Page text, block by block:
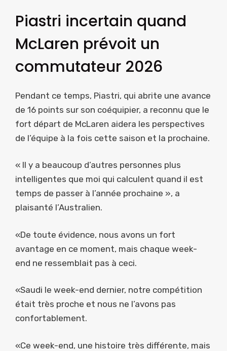
Piastri incertain quand
McLaren prévoit un
commutateur 2026
Pendant ce temps, Piastri, qui abrite une avance
de 16 points sur son coéquipier, a reconnu que le
fort départ de McLaren aidera les perspectives
de l’équipe à la fois cette saison et la prochaine.
« Il y a beaucoup d’autres personnes plus
intelligentes que moi qui calculent quand il est
temps de passer à l’année prochaine », a
plaisanté l’Australien.
«De toute évidence, nous avons un fort
avantage en ce moment, mais chaque week-
end ne ressemblait pas à ceci.
«Saudi le week-end dernier, notre compétition
était très proche et nous ne l’avons pas
confortablement.
«Ce week-end, une histoire très différente, mais